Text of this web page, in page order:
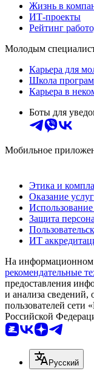
Жизнь в
ИТ-проекты
Рейтинг
Молодым
Карьера для
Школа
Карьера в
Боты для
Мобильное
Этика и
Оказание услуг
Использование
Защита
ИТ
На информационном
рекомендательные
предоставления
и анализа сведений,
пользователей сети
Российской
Русский